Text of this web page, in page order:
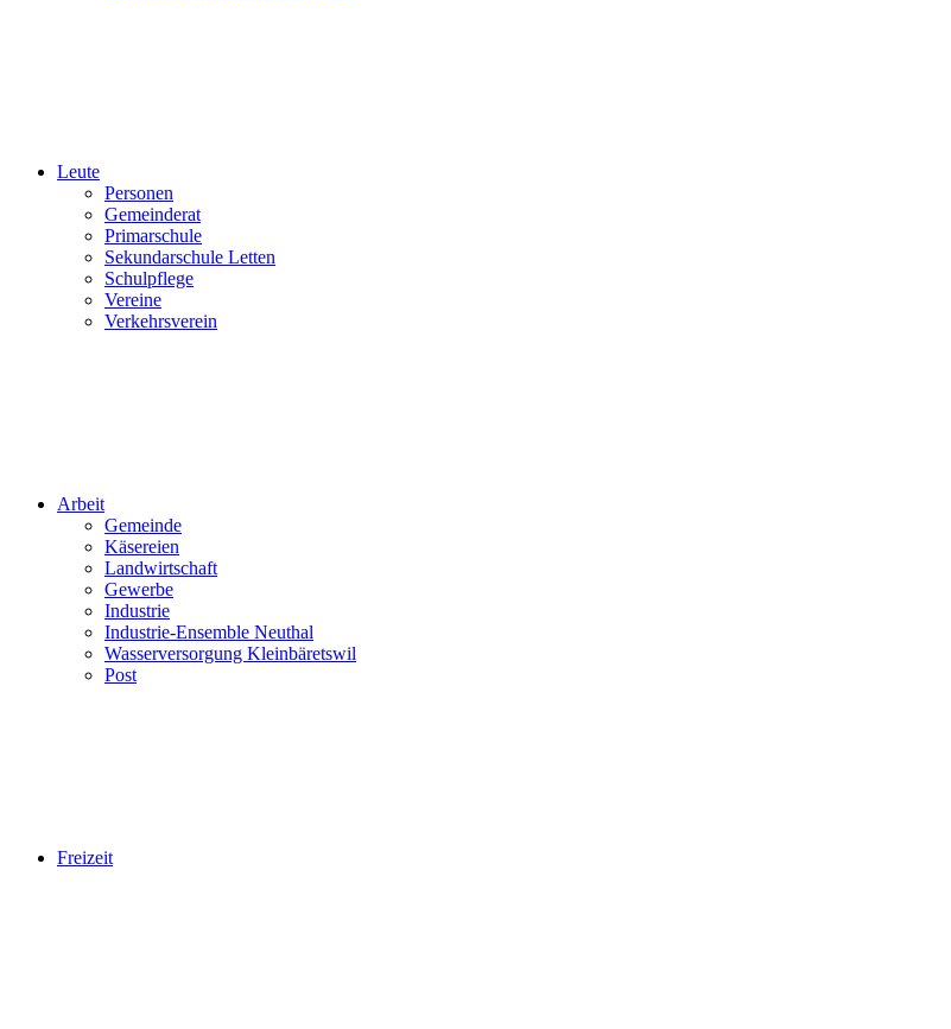
Leute
Personen
Gemeinderat
Primarschule
Sekundarschule Letten
Schulpflege
Vereine
Verkehrsverein
Arbeit
Gemeinde
Käsereien
Landwirtschaft
Gewerbe
Industrie
Industrie-Ensemble Neuthal
Wasserversorgung Kleinbäretswil
Post
Freizeit